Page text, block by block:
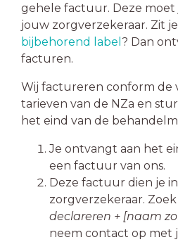
gehele factuur. Deze moet
jouw zorgverzekeraar. Zit
bijbehorend labe ? Dan
facturen.
Wij factureren conform de
tarieven van de NZa en
het eind van de
Je ontvangt aan het
een factuur van ons.
Deze factuur dien je
zorgverzekeraar.
declareren + [naam
neem contact op met